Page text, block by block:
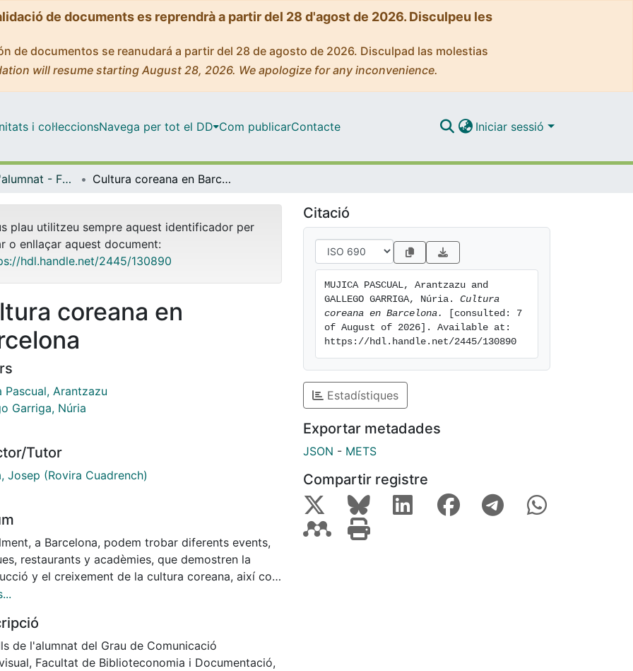
de documents es reprendrà a partir del 28 d'agost de 2026. Disculpeu les
de documentos se reanudará a partir del 28 de agosto de 2026. Disculpad las molestias
will resume starting August 28, 2026. We apologize for any inconvenience.
i col·leccionsNavega per tot el DD Com publicarContacte Iniciar sessió
Treballs de l'alumnat - Facultat d'Informació i Mitjans Audiovisuals - Grau de Comunicació Audiovisual Cultura coreana en Barcelona
plau utilitzeu sempre aquest identificador per
o enllaçar aquest document:
hdl.handle.net/2445/130890
coreana en
Pascual, Arantzazu
Garriga, Núria
Tutor
Josep (Rovira Cuadrench)
a Barcelona, podem trobar diferents events,
restaurants y acadèmies, que demostren la
y el creixement de la cultura coreana, així com
series, la gastronomia, i inclòs, el seu
de l'alumnat del Grau de Comunicació
Facultat de Biblioteconomia i Documentació,
Citació
MUJICA PASCUAL, Arantzazu and
GALLEGO GARRIGA, Núria. Cultura
coreana en Barcelona.
[consulted: 7
of August of 2026]. Available at:
https://hdl.handle.net/2445/130890
Estadístiques
Exportar metadades
JSON - METS
Compartir registre